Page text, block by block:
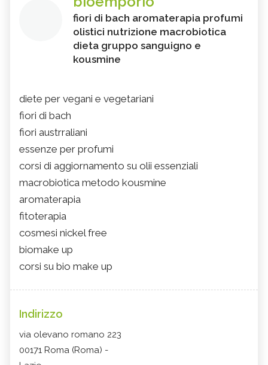
fiori di bach aromaterapia profumi
olistici nutrizione macrobiotica
dieta gruppo sanguigno e
kousmine
diete per vegani e vegetariani
fiori di bach
fiori austrraliani
essenze per profumi
corsi di aggiornamento su olii essenziali
macrobiotica metodo kousmine
aromaterapia
fitoterapia
cosmesi nickel free
biomake up
corsi su bio make up
Indirizzo
via olevano romano 223
00171 Roma (Roma) -